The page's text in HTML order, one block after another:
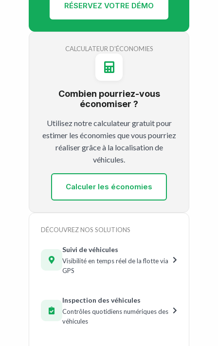
RÉSERVEZ VOTRE DÉMO
CALCULATEUR D'ÉCONOMIES
Combien pourriez-vous
économiser ?
Utilisez notre calculateur gratuit pour
estimer les économies que vous pourriez
réaliser grâce à la localisation de
véhicules.
Calculer les économies
DÉCOUVREZ NOS SOLUTIONS
Suivi de véhicules
Visibilité en temps réel de la flotte via
GPS
Inspection des véhicules
Contrôles quotidiens numériques des
véhicules